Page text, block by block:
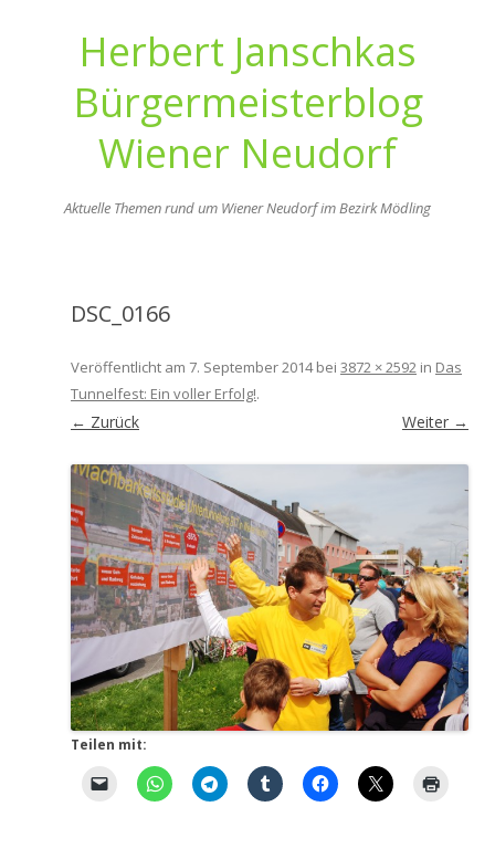
Herbert Janschkas
Bürgermeisterblog
Wiener Neudorf
Aktuelle Themen rund um Wiener Neudorf im Bezirk Mödling
DSC_0166
Veröffentlicht am 7. September 2014bei 3872 × 2592 in Das
Tunnelfest: Ein voller Erfolg!.
← Zurück Weiter →
Teilen mit: